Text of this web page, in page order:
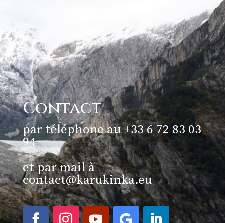
Contact
par téléphone au +33 6 72 83 03
94
et par mail à
contact@karukinka.eu